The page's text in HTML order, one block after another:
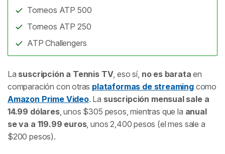
Torneos ATP 500
Torneos ATP 250
ATP Challengers
La suscripción a Tennis TV, eso sí, no es barataen
comparación con otras plataformas de streamingcomo
Amazon Prime Video. La suscripción mensual sale a
14.99 dólares, unos $305 pesos, mientras que la anual
se va a 119.99 euros, unos 2,400 pesos (el mes sale a
$200 pesos).